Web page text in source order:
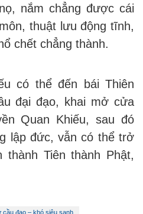
nắm chẳng được cái
thuật lưu động tĩnh,
chết chẳng thành.
có thể đến bái Thiên
đại đạo, khai mở cửa
Quan Khiếu, sau đó
lập đức, vẫn có thể trở
Tiên thành Phật,
cầu đạo – khó siêu sanh